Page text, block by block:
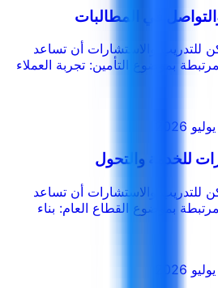
والتواصل في المطالبات
والاستشارات أن تساعد
بموضوع التأمين: تجربة العملاء
للخدمة والتحول
والاستشارات أن تساعد
بموضوع القطاع العام: بناء